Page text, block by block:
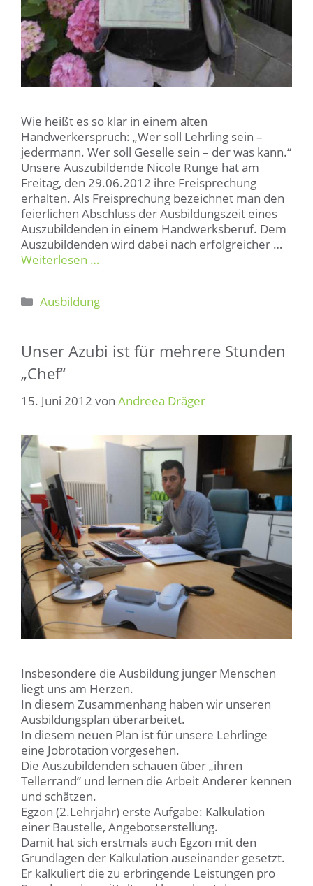
Wie heißt es so klar in einem alten
Handwerkerspruch: „Wer soll Lehrling sein –
jedermann. Wer soll Geselle sein – der was kann.“
Unsere Auszubildende Nicole Runge hat am
Freitag, den 29.06.2012 ihre Freisprechung
erhalten. Als Freisprechung bezeichnet man den
feierlichen Abschluss der Ausbildungszeit eines
Auszubildenden in einem Handwerksberuf. Dem
Auszubildenden wird dabei nach erfolgreicher …
Weiterlesen …
Kategorien
Ausbildung
Unser Azubi ist für mehrere Stunden
„Chef“
15. Juni 2012 von Andreea Dräger
Insbesondere die Ausbildung junger Menschen
liegt uns am Herzen.
In diesem Zusammenhang haben wir unseren
Ausbildungsplan überarbeitet.
In diesem neuen Plan ist für unsere Lehrlinge
eine Jobrotation vorgesehen.
Die Auszubildenden schauen über „ihren
Tellerrand“ und lernen die Arbeit Anderer kennen
und schätzen.
Egzon (2.Lehrjahr) erste Aufgabe: Kalkulation
einer Baustelle, Angebotserstellung.
Damit hat sich erstmals auch Egzon mit den
Grundlagen der Kalkulation auseinander gesetzt.
Er kalkuliert die zu erbringende Leistungen pro